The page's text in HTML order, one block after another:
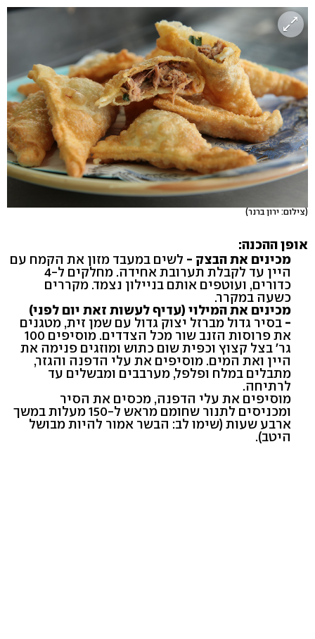
(צילום: ירון ברנר)
אופן ההכנה:
מכינים את הבצק - לשים במעבד מזון את הקמח עם
היין עד לקבלת תערובת אחידה. מחלקים ל-4
כדורים, ועוטפים אותם בניילון נצמד. מקררים
כשעה במקרר.
מכינים את המילוי (עדיף לעשות זאת יום לפני)
- בסיר גדול מברזל יצוק גדול עם שמן זית, מטגנים
את פרוסות הזנב שור מכל הצדדים. מוסיפים 100
גר' בצל קצוץ וכפית שום כתוש ומוזגים פנימה את
היין ואת המים. מוסיפים את עלי הדפנה והגזר,
מתבלים במלח ופלפל, מערבבים ומבשלים עד
לרתיחה.
מוסיפים את עלי הדפנה, מכסים את הסיר
ומכניסים לתנור שחומם מראש ל-150 מעלות במשך
ארבע שעות (שימו לב: הבשר אמור להיות מבושל
היטב).